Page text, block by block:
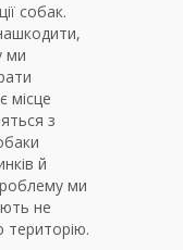
собак.
ми
місце
з
й
ми
не
територію.